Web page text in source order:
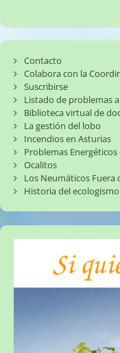
Contacto
Colabora con la
Suscribirse
Listado de problemas
Biblioteca virtual de
La gestión del lobo
Incendios en Asturias
Problemas
Ocalitos
Los Neumáticos Fuera
Historia del